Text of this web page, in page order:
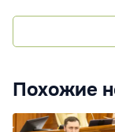
Похожие